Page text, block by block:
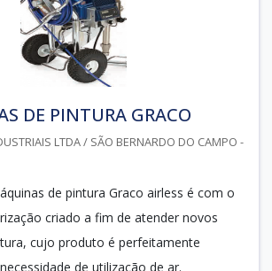
DE PINTURA GRACO
LTDA / SÃO BERNARDO DO CAMPO -
de pintura Graco airless é com o
criado a fim de atender novos
cujo produto é perfeitamente
de utilização de ar.